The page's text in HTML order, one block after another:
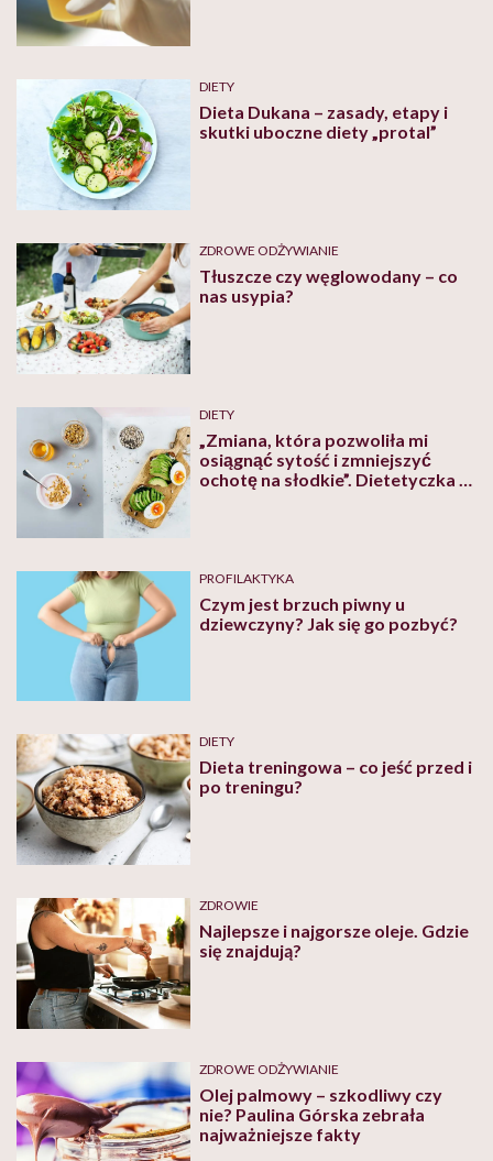
DIETY
Dieta Dukana – zasady, etapy i
skutki uboczne diety „protal”
ZDROWE ODŻYWIANIE
Tłuszcze czy węglowodany – co
nas usypia?
DIETY
„Zmiana, która pozwoliła mi
osiągnąć sytość i zmniejszyć
ochotę na słodkie”. Dietetyczka o
PROFILAKTYKA
Czym jest brzuch piwny u
dziewczyny? Jak się go pozbyć?
DIETY
Dieta treningowa – co jeść przed i
po treningu?
ZDROWIE
Najlepsze i najgorsze oleje. Gdzie
się znajdują?
ZDROWE ODŻYWIANIE
Olej palmowy – szkodliwy czy
nie? Paulina Górska zebrała
najważniejsze fakty